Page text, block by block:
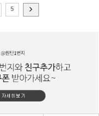
5